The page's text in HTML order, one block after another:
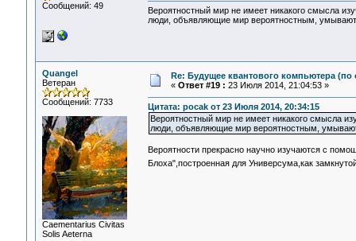
Сообщений: 49
Вероятностный мир не имеет никакого смысла
люди, объявляющие мир вероятностным,
Quangel
Ветеран
Сообщений: 7733
Сaementarius Civitas
Solis Aeterna
Re: Будущее квантового компьютера (по
« Ответ #19 : 23 Июля 2014, 21:04:53 »
Цитата: pocak от 23 Июля 2014, 20:34:15
Вероятностный мир не имеет никакого смысла
люди, объявляющие мир вероятностным,
Вероятности прекрасно научно изучаются с
Блоха",построенная для Универсума,как